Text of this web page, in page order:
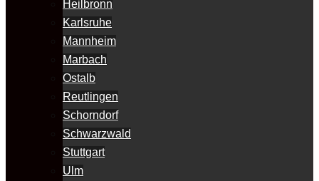
Heilbronn
Karlsruhe
Mannheim
Marbach
Ostalb
Reutlingen
Schorndorf
Schwarzwald
Stuttgart
Ulm